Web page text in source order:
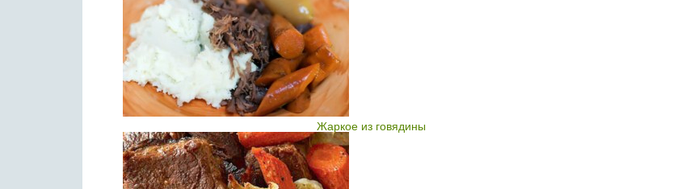
Жаркое из говядины